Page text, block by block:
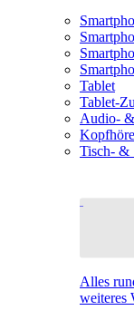
Tablet
Tablet-
Audio-
Tisch- &
Alles
weiteres